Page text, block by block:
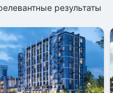
результаты